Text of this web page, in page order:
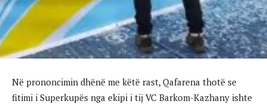
Në prononcimin dhënë me këtë rast, Qafarena thotë se
fitimi i Superkupës nga ekipi i tij VC Barkom-Kazhany ishte